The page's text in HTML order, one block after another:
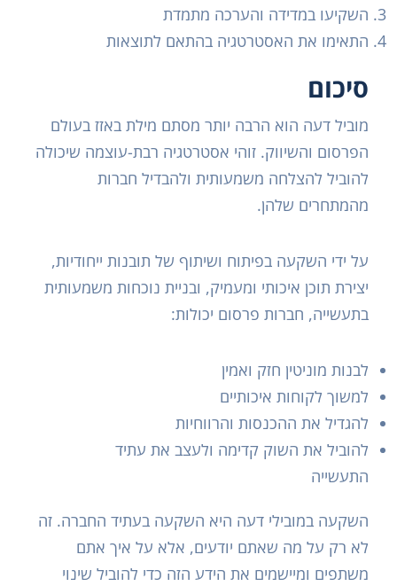
השקיעו במדידה והערכה מתמדת
התאימו את האסטרטגיה בהתאם לתוצאות
סיכום
מוביל דעה הוא הרבה יותר מסתם מילת באזז בעולם
הפרסום והשיווק. זוהי אסטרטגיה רבת-עוצמה שיכולה
להוביל להצלחה משמעותית ולהבדיל חברות
מהמתחרים שלהן.
על ידי השקעה בפיתוח ושיתוף של תובנות ייחודיות,
יצירת תוכן איכותי ומעמיק, ובניית נוכחות משמעותית
בתעשייה, חברות פרסום יכולות:
לבנות מוניטין חזק ואמין
למשוך לקוחות איכותיים
להגדיל את ההכנסות והרווחיות
להוביל את השוק קדימה ולעצב את עתיד
התעשייה
השקעה במובילי דעה היא השקעה בעתיד החברה. זה
לא רק על מה שאתם יודעים, אלא על איך אתם
משתפים ומיישמים את הידע הזה כדי להוביל שינוי